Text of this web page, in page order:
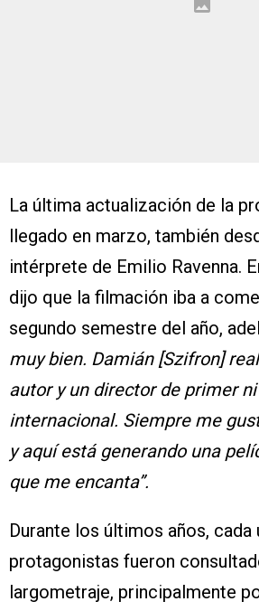
La última actualización de la
llegado en marzo, también
intérprete de Emilio Ravenna.
dijo que la filmación iba a
segundo semestre del año,
muy bien. Damián [Szifron]
autor y un director de primer
internacional. Siempre me
y aquí está generando una
que me encanta”.
Durante los últimos años, cada
protagonistas fueron
largometraje, principalmente